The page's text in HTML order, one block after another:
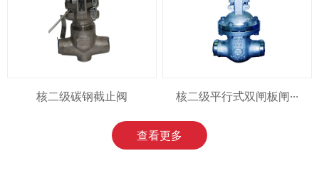
核二级碳钢截止阀 核二级平行式双闸板闸···
查看更多